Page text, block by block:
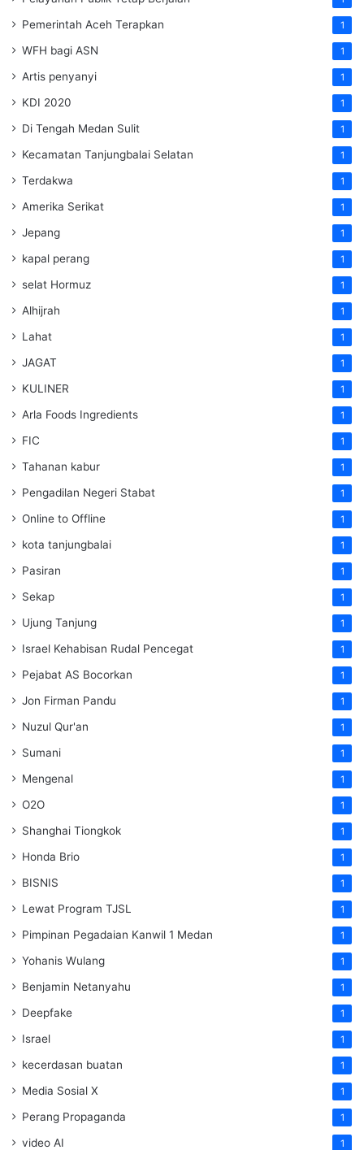
Pemerintah Aceh Terapkan 1
WFH bagi ASN 1
Artis penyanyi 1
KDI 2020 1
Di Tengah Medan Sulit 1
Kecamatan Tanjungbalai Selatan 1
Terdakwa 1
Amerika Serikat 1
Jepang 1
kapal perang 1
selat Hormuz 1
Alhijrah 1
Lahat 1
JAGAT 1
KULINER 1
Arla Foods Ingredients 1
FIC 1
Tahanan kabur 1
Pengadilan Negeri Stabat 1
Online to Offline 1
kota tanjungbalai 1
Pasiran 1
Sekap 1
Ujung Tanjung 1
Israel Kehabisan Rudal Pencegat 1
Pejabat AS Bocorkan 1
Jon Firman Pandu 1
Nuzul Qur'an 1
Sumani 1
Mengenal 1
O2O 1
Shanghai Tiongkok 1
Honda Brio 1
BISNIS 1
Lewat Program TJSL 1
Pimpinan Pegadaian Kanwil 1 Medan 1
Yohanis Wulang 1
Benjamin Netanyahu 1
Deepfake 1
Israel 1
kecerdasan buatan 1
Media Sosial X 1
Perang Propaganda 1
video AI 1